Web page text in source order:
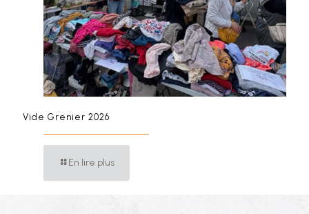
Vide Grenier 2026
En lire plus